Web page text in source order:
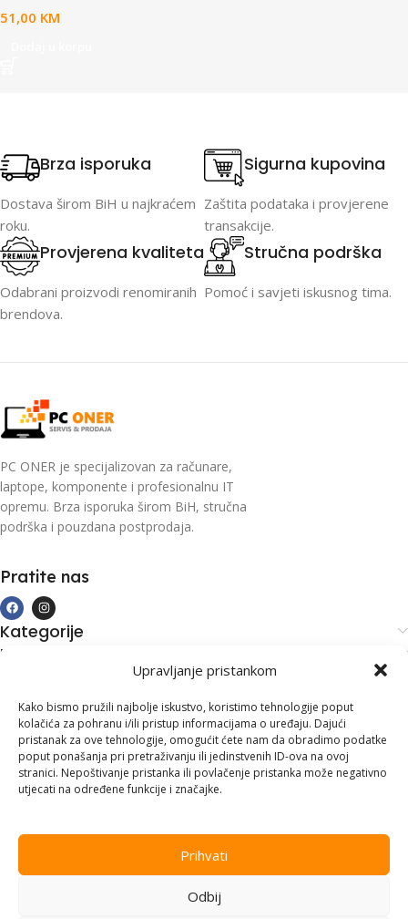
Upravljanje pristankom
Kako bismo pružili najbolje iskustvo, koristimo tehnologije poput
kolačića za pohranu i/ili pristup informacijama o uređaju. Dajući
pristanak za ove tehnologije, omogućit ćete nam da obradimo podatke
poput ponašanja pri pretraživanju ili jedinstvenih ID-ova na ovoj
stranici. Nepoštivanje pristanka ili povlačenje pristanka može negativno
utjecati na određene funkcije i značajke.
Prihvati
Odbij
51,00 KM
Brza isporuka
Dostava širom BiH u najkraćem
roku.
Sigurna kupovina
Zaštita podataka i provjerene
transakcije.
Provjerena kvaliteta
Odabrani proizvodi renomiranih
brendova.
Stručna podrška
Pomoć i savjeti iskusnog tima.
PC ONER je specijalizovan za računare,
laptope, komponente i profesionalnu IT
opremu. Brza isporuka širom BiH, stručna
podrška i pouzdana postprodaja.
Pratite nas
Kategorije
Kupovina i podrška
Kontakt informacije
Branilaca Bosne, 75 300 Lukavac
+387 35 555 999
info@pconer.ba